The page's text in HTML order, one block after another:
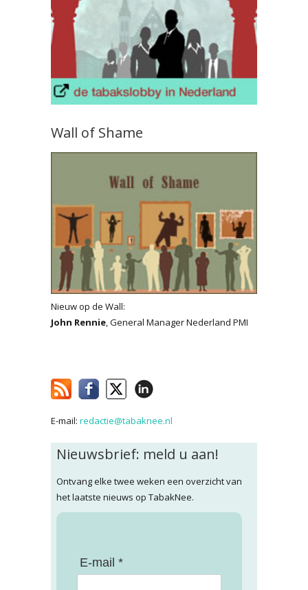
Wall of Shame
Nieuw op de Wall:
John Rennie, General Manager Nederland PMI
E-mail: redactie@tabaknee.nl
Nieuwsbrief: meld u aan!
Ontvang elke twee weken een overzicht van
het laatste nieuws op TabakNee.
E-mail *